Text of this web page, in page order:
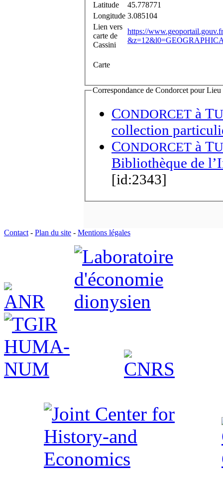
Latitude
45.778771
Longitude 3.085104
Lien vers
carte de
Cassini
https://
Carte
Correspondance de Condorcet pour
CONDORCET à T
collection
CONDORCET à T
Bibliothèque de
[id:2343]
Contact- Plan du site - Mentions légales